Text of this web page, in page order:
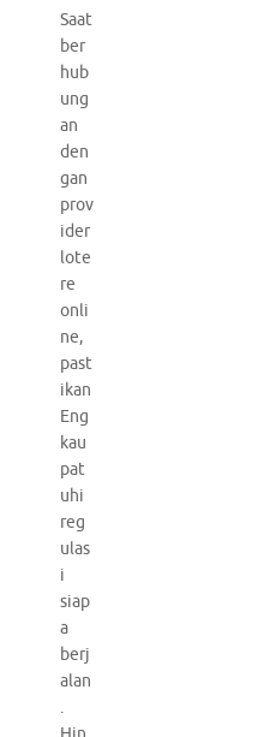
Saat
ber
hub
ung
an
den
gan
prov
ider
lote
re
onli
ne,
past
ikan
Eng
kau
pat
uhi
reg
ulas
i
siap
a
berj
alan
.